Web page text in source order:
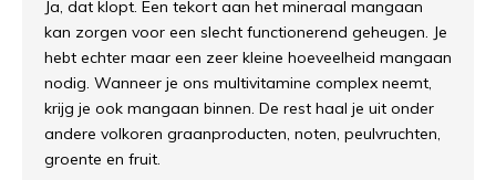
Ja, dat klopt. Een tekort aan het mineraal mangaan
kan zorgen voor een slecht functionerend geheugen. Je
hebt echter maar een zeer kleine hoeveelheid mangaan
nodig. Wanneer je ons multivitamine complex neemt,
krijg je ook mangaan binnen. De rest haal je uit onder
andere volkoren graanproducten, noten, peulvruchten,
groente en fruit.